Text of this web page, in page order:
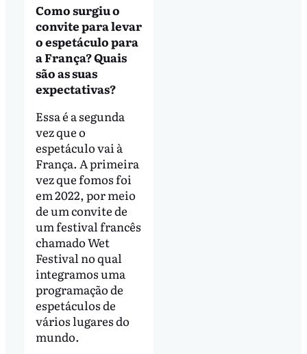
Como surgiu o
convite para levar
o espetáculo para
a França? Quais
são as suas
expectativas?
Essa é a segunda
vez que o
espetáculo vai à
França. A primeira
vez que fomos foi
em 2022, por meio
de um convite de
um festival francês
chamado Wet
Festival no qual
integramos uma
programação de
espetáculos de
vários lugares do
mundo.